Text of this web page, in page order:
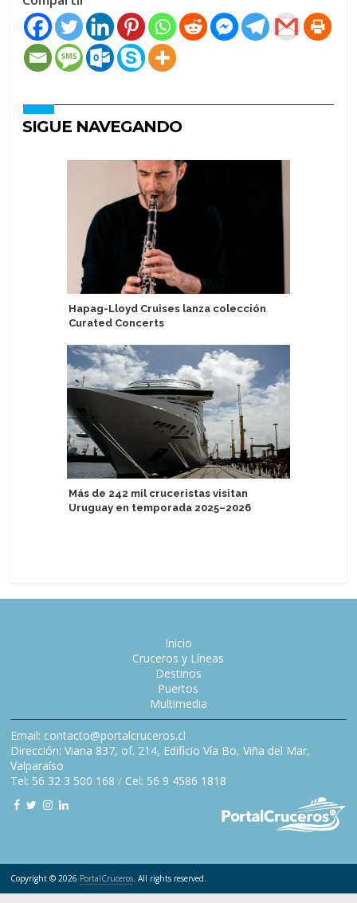
SIGUE NAVEGANDO
Hapag-Lloyd Cruises lanza colección
Curated Concerts
Más de 242 mil cruceristas visitan
Uruguay en temporada 2025–2026
Inicio
Cruceros y Líneas
Destinos
Puertos
Multimedia
Email: contacto@portalcruceros.cl
Dirección: Viana 837, of. 214, Edificio Vía Bo, Viña del Mar,
Valparaíso
Tel: 56 32 3 500 168 / Cel: 56 9 4586 1818
Copyright © 2026 PortalCruceros. All rights reserved.